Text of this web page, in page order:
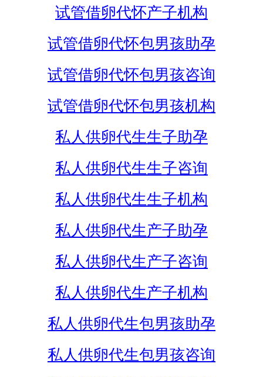
试管借卵代怀产子机构
试管借卵代怀包男孩助孕
试管借卵代怀包男孩咨询
试管借卵代怀包男孩机构
私人供卵代生生子助孕
私人供卵代生生子咨询
私人供卵代生生子机构
私人供卵代生产子助孕
私人供卵代生产子咨询
私人供卵代生产子机构
私人供卵代生包男孩助孕
私人供卵代生包男孩咨询